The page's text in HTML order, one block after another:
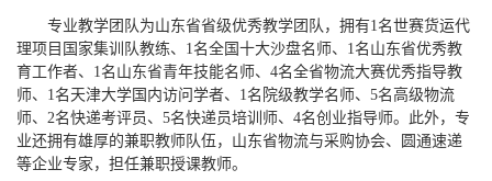
专业教学团队为山东省省级优秀教学团队，拥有1名世赛货运代
理项目国家集训队教练、1名全国十大沙盘名师、1名山东省优秀教
育工作者、1名山东省青年技能名师、4名全省物流大赛优秀指导教
师、1名天津大学国内访问学者、1名院级教学名师、5名高级物流
师、2名快递考评员、5名快递员培训师、4名创业指导师。此外，专
业还拥有雄厚的兼职教师队伍，山东省物流与采购协会、圆通速递
等企业专家，担任兼职授课教师。